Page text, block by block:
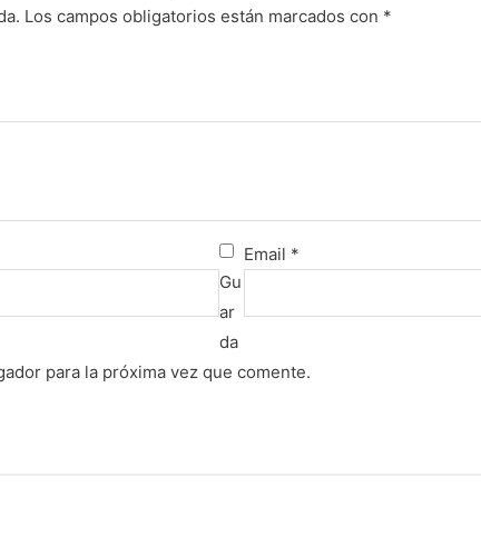
Los campos obligatorios están marcados con *
Email *
Gu
ar
da
para la próxima vez que comente.